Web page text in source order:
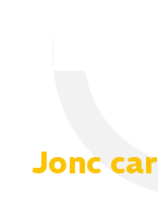
Jonc